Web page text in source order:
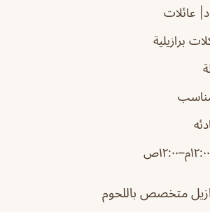
عائلات
برازيلية
١٢:٠٠م–١٢:٠٠ص
متخصص باللحوم